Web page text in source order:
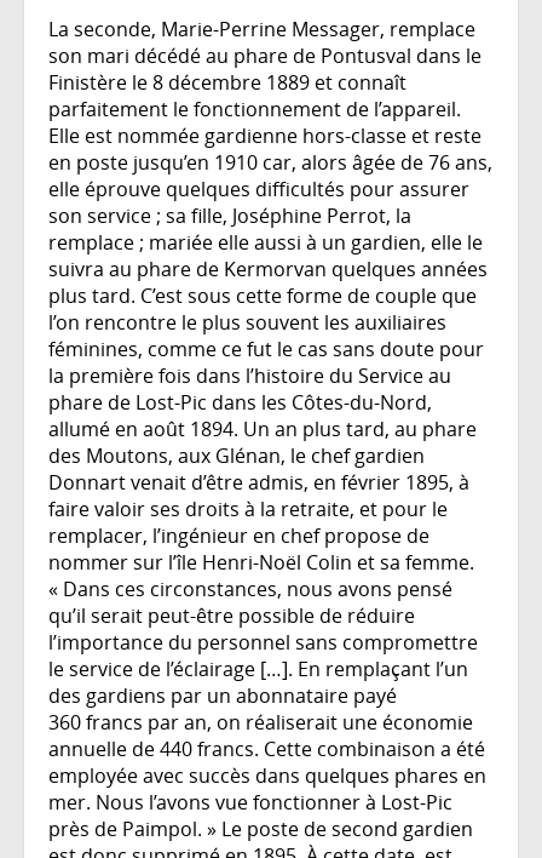
La seconde, Marie-Perrine Messager, remplace
son mari décédé au phare de Pontusval dans le
Finistère le 8 décembre 1889 et connaît
parfaitement le fonctionnement de l’appareil.
Elle est nommée gardienne hors-classe et reste
en poste jusqu’en 1910 car, alors âgée de 76 ans,
elle éprouve quelques difficultés pour assurer
son service ; sa fille, Joséphine Perrot, la
remplace ; mariée elle aussi à un gardien, elle le
suivra au phare de Kermorvan quelques années
plus tard. C’est sous cette forme de couple que
l’on rencontre le plus souvent les auxiliaires
féminines, comme ce fut le cas sans doute pour
la première fois dans l’histoire du Service au
phare de Lost-Pic dans les Côtes-du-Nord,
allumé en août 1894. Un an plus tard, au phare
des Moutons, aux Glénan, le chef gardien
Donnart venait d’être admis, en février 1895, à
faire valoir ses droits à la retraite, et pour le
remplacer, l’ingénieur en chef propose de
nommer sur l’île Henri-Noël Colin et sa femme.
« Dans ces circonstances, nous avons pensé
qu’il serait peut-être possible de réduire
l’importance du personnel sans compromettre
le service de l’éclairage […]. En remplaçant l’un
des gardiens par un abonnataire payé
360 francs par an, on réaliserait une économie
annuelle de 440 francs. Cette combinaison a été
employée avec succès dans quelques phares en
mer. Nous l’avons vue fonctionner à Lost-Pic
près de Paimpol. » Le poste de second gardien